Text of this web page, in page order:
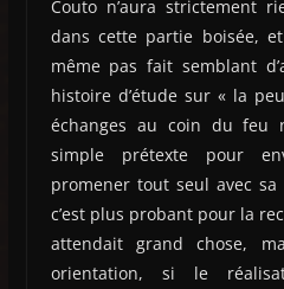
Couto n’aura strictement
dans cette partie boisée,
même pas fait semblant
histoire d’étude sur « la
échanges au coin du feu
simple prétexte pour
promener tout seul avec
c’est plus probant pour la
attendait grand chose,
orientation, si le